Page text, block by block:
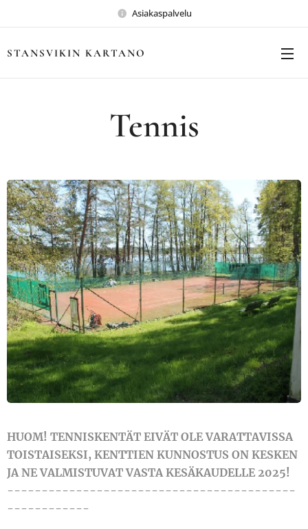
Asiakaspalvelu
STANSVIKIN KARTANO
Tennis
HUOM! TENNISKENTÄT EIVÄT OLE VARATTAVISSA
TOISTAISEKSI, KENTTIEN KUNNOSTUS ON KESKEN
JA NE VALMISTUVAT VASTA KESÄKAUDELLE 2025!
------------------------------------------
------------